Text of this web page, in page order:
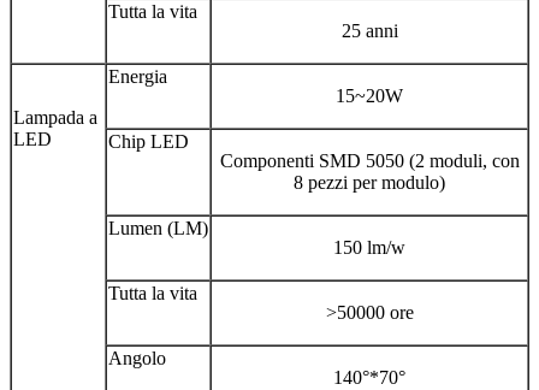
Tutta la vita
25 anni
Lampada a
LED
Energia
15~20W
Chip LED
Componenti SMD 5050 (2 moduli, con
8 pezzi per modulo)
Lumen (LM)
150 lm/w
Tutta la vita
>50000 ore
Angolo
140°*70°